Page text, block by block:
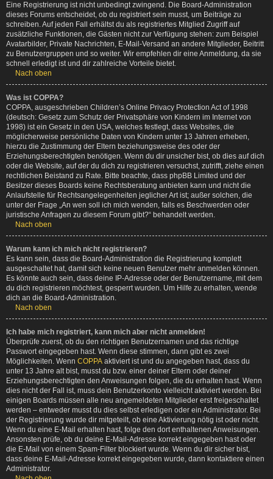
Eine Registrierung ist nicht unbedingt zwingend. Die Board-Administration
dieses Forums entscheidet, ob du registriert sein musst, um Beiträge zu
schreiben. Auf jeden Fall erhältst du als registriertes Mitglied Zugriff auf
zusätzliche Funktionen, die Gästen nicht zur Verfügung stehen: zum Beispiel
Avatarbilder, Private Nachrichten, E-Mail-Versand an andere Mitglieder, Beitritt
zu Benutzergruppen und so weiter. Wir empfehlen dir eine Anmeldung, da sie
schnell erledigt ist und dir zahlreiche Vorteile bietet.
Nach oben
Was ist COPPA?
COPPA, ausgeschrieben Children’s Online Privacy Protection Act of 1998
(deutsch: Gesetz zum Schutz der Privatsphäre von Kindern im Internet von
1998) ist ein Gesetz in den USA, welches festlegt, dass Websites, die
möglicherweise persönliche Daten von Kindern unter 13 Jahren erheben,
hierzu die Zustimmung der Eltern beziehungsweise des oder der
Erziehungsberechtigten benötigen. Wenn du dir unsicher bist, ob dies auf dich
oder die Website, auf der du dich zu registrieren versuchst, zutrifft, ziehe einen
rechtlichen Beistand zu Rate. Bitte beachte, dass phpBB Limited und der
Besitzer dieses Boards keine Rechtsberatung anbieten kann und nicht die
Anlaufstelle für Rechtsangelegenheiten jeglicher Art ist; außer solchen, die
unter der Frage „An wen soll ich mich wenden, falls es Beschwerden oder
juristische Anfragen zu diesem Forum gibt?“ behandelt werden.
Nach oben
Warum kann ich mich nicht registrieren?
Es kann sein, dass die Board-Administration die Registrierung komplett
ausgeschaltet hat, damit sich keine neuen Benutzer mehr anmelden können.
Es könnte auch sein, dass deine IP-Adresse oder der Benutzername, mit dem
du dich registrieren möchtest, gesperrt wurden. Um Hilfe zu erhalten, wende
dich an die Board-Administration.
Nach oben
Ich habe mich registriert, kann mich aber nicht anmelden!
Überprüfe zuerst, ob du den richtigen Benutzernamen und das richtige
Passwort eingegeben hast. Wenn diese stimmen, dann gibt es zwei
Möglichkeiten. Wenn COPPA aktiviert ist und du angegeben hast, dass du
unter 13 Jahre alt bist, musst du bzw. einer deiner Eltern oder deiner
Erziehungsberechtigten den Anweisungen folgen, die du erhalten hast. Wenn
dies nicht der Fall ist, muss dein Benutzerkonto vielleicht aktiviert werden. Bei
einigen Boards müssen alle neu angemeldeten Mitglieder erst freigeschaltet
werden – entweder musst du dies selbst erledigen oder ein Administrator. Bei
der Registrierung wurde dir mitgeteilt, ob eine Aktivierung nötig ist oder nicht.
Wenn du eine E-Mail erhalten hast, folge den dort enthaltenen Anweisungen.
Ansonsten prüfe, ob du deine E-Mail-Adresse korrekt eingegeben hast oder
die E-Mail von einem Spam-Filter blockiert wurde. Wenn du dir sicher bist,
dass deine E-Mail-Adresse korrekt eingegeben wurde, dann kontaktiere einen
Administrator.